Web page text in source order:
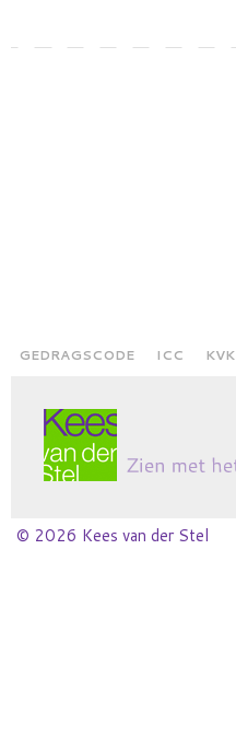
GEDRAGSCODE ICC KVK
© 2026 Kees van der Stel